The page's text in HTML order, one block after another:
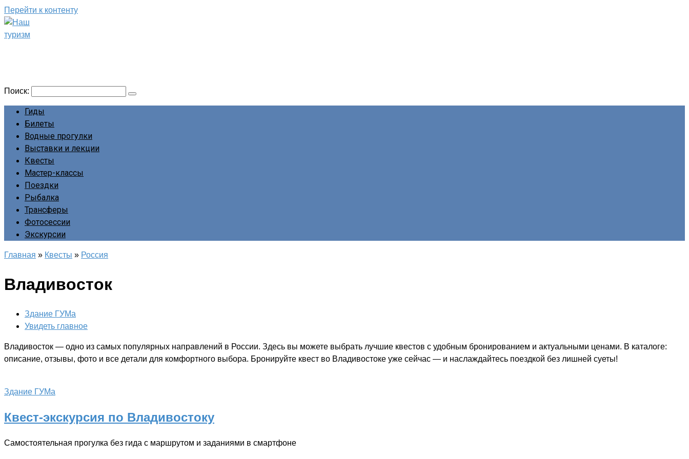
Перейти к контенту
Поиск:
Гиды
Билеты
Водные прогулки
Выставки и лекции
Квесты
Мастер-классы
Поездки
Рыбалка
Трансферы
Фотосессии
Экскурсии
Главная » Квесты » Россия
Владивосток
Здание ГУМа
Увидеть главное
Владивосток — одно из самых популярных направлений в России. Здесь вы можете выбрать лучшие квестов с удобным бронированием и актуальными ценами. В каталоге:
описание, отзывы, фото и все детали для комфортного выбора. Бронируйте квест во Владивостоке уже сейчас — и наслаждайтесь поездкой без лишней суеты!
Здание ГУМа
Квест-экскурсия по Владивостоку
Самостоятельная прогулка без гида с маршрутом и заданиями в смартфоне